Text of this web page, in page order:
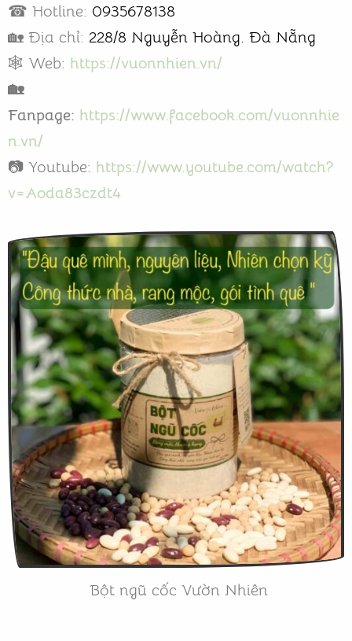
☎ Hotline: 0935678138
🏡 Địa chỉ: 228/8 Nguyễn Hoàng. Đà Nẵng
🕸️ Web: https://vuonnhien.vn/
🏡
Fanpage: https://www.facebook.com/vuonnhie
n.vn/
📷 Youtube: https://www.youtube.com/watch?
v=Aoda83czdt4
Bột ngũ cốc Vườn Nhiên